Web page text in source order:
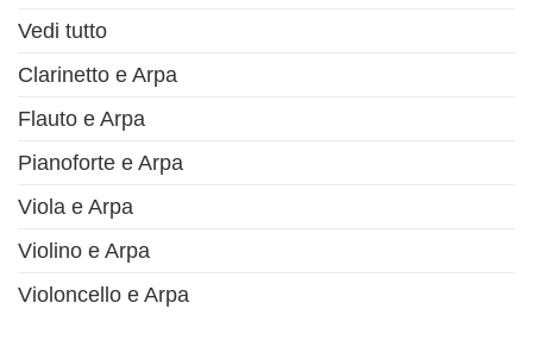
Vedi tutto
Clarinetto e Arpa
Flauto e Arpa
Pianoforte e Arpa
Viola e Arpa
Violino e Arpa
Violoncello e Arpa